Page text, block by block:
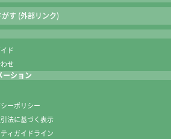
す (外部リンク)
ド
せ
ーション
ーポリシー
法に基づく表示
ィガイドライン